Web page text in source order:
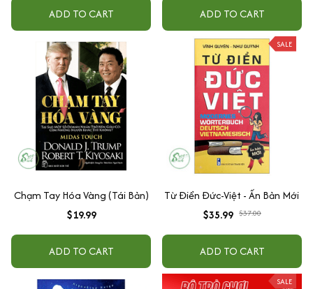
ADD TO CART ADD TO CART
Chạm Tay Hóa Vàng (Tái Bản)
$19.99
ADD TO CART
SALE
Từ Điển Đức-Việt - Ấn Bản Mới
$35.99 $37.00
ADD TO CART
SALE